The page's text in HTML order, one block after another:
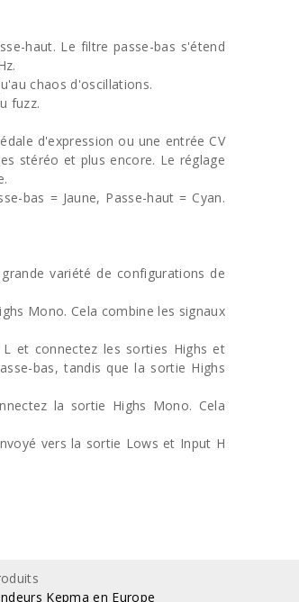
haut. Le filtre passe-bas s'étend
chaos d'oscillations.
fuzz.
d'expression ou une entrée CV
stéréo et plus encore. Le réglage
bas = Jaune, Passe-haut = Cyan.
variété de configurations de
Mono. Cela combine les signaux
et connectez les sorties Highs et
bas, tandis que la sortie Highs
la sortie Highs Mono. Cela
vers la sortie Lows et Input H
Kepma en Europe